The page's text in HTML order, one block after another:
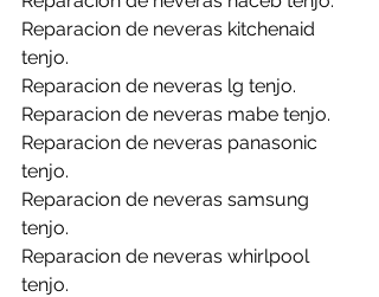
Reparacion de neveras kitchenaid
tenjo.
Reparacion de neveras lg tenjo.
Reparacion de neveras mabe tenjo.
Reparacion de neveras panasonic
tenjo.
Reparacion de neveras samsung
tenjo.
Reparacion de neveras whirlpool
tenjo.